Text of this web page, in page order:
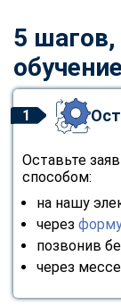
5
обучение
1
Оставьте
способом:
на нашу
через
позвонив
через